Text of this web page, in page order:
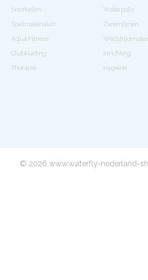
Snorkelen
Spelmaterialen
Aqua Fitness
Clubkleding
Therapie
Waterpolo
Zwemlijnen
Inrichting
Hygiëne
© 2026 www.waterfly-nederland-